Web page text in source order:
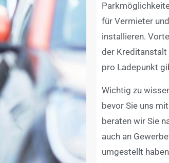
für Vermieter
installieren.
der Kreditanstalt
pro Ladepunkt
Wichtig zu
bevor Sie uns
beraten wir Sie
auch an
umgestellt